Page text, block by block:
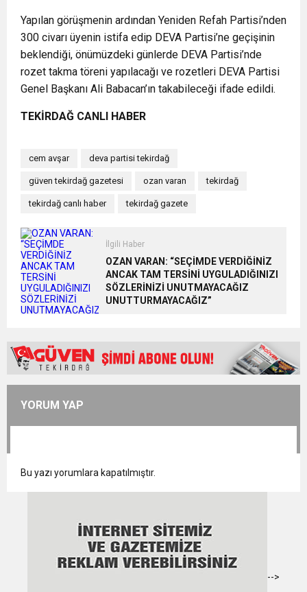
Yapılan görüşmenin ardından Yeniden Refah Partisi’nden
300 civarı üyenin istifa edip DEVA Partisi’ne geçişinin
beklendiği, önümüzdeki günlerde DEVA Partisi’nde
rozet takma töreni yapılacağı ve rozetleri DEVA Partisi
Genel Başkanı Ali Babacan’ın takabileceği ifade edildi.
TEKİRDAĞ CANLI HABER
cem avşar deva partisi tekirdağ
güven tekirdağ gazetesi ozan varan tekirdağ
tekirdağ canlı haber tekirdağ gazete
İlgili Haber
OZAN VARAN: “SEÇİMDE VERDİĞİNİZ
ANCAK TAM TERSİNİ UYGULADIĞINIZI
SÖZLERİNİZİ UNUTMAYACAĞIZ
UNUTTURMAYACAĞIZ”
YORUM YAP
Bu yazı yorumlara kapatılmıştır.
-->